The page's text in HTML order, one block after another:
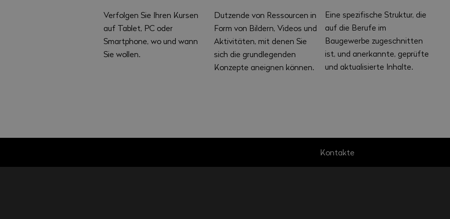
Verfolgen Sie Ihren Kursen
auf Tablet, PC oder
Smartphone, wo und wann
Sie wollen.
Dutzende von Ressourcen in
Form von Bildern, Videos und
Aktivitäten, mit denen Sie
sich die grundlegenden
Konzepte aneignen können.
Eine spezifische Struktur, die
auf die Berufe im
Baugewerbe zugeschnitten
ist, und anerkannte, geprüfte
und aktualisierte Inhalte.
Kontakte